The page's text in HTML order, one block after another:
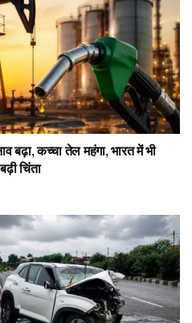
कच्चा तेल महंगा, भारत में भी
चिंता